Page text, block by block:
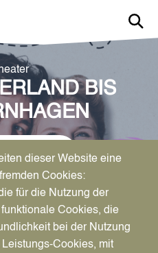
BIS
Kalender
dieser Website eine
Cookies:
für die Nutzung der
Cookies, die
bei der Nutzung
Cookies, mit